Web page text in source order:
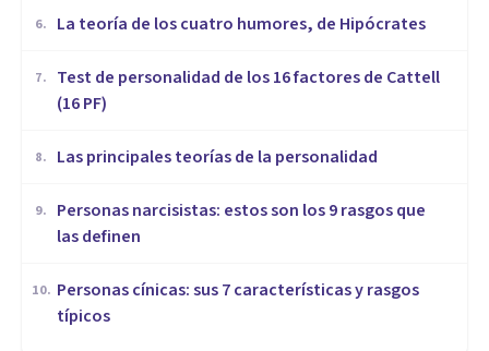
6. ​La teoría de los cuatro humores, de Hipócrates
7.
Test de personalidad de los 16 factores de Cattell
(16 PF)
8. Las principales teorías de la personalidad
9.
Personas narcisistas: estos son los 9 rasgos que
las definen
10. Personas cínicas: sus 7 características y rasgos
típicos